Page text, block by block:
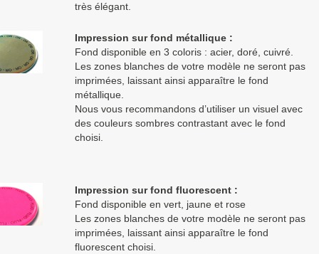
très élégant.
Impression sur fond métallique :
Fond disponible en 3 coloris : acier, doré, cuivré.
Les zones blanches de votre modèle ne seront pas
imprimées, laissant ainsi apparaître le fond
métallique.
Nous vous recommandons d’utiliser un visuel avec
des couleurs sombres contrastant avec le fond
choisi.
Impression sur fond fluorescent :
Fond disponible en vert, jaune et rose
Les zones blanches de votre modèle ne seront pas
imprimées, laissant ainsi apparaître le fond
fluorescent choisi.